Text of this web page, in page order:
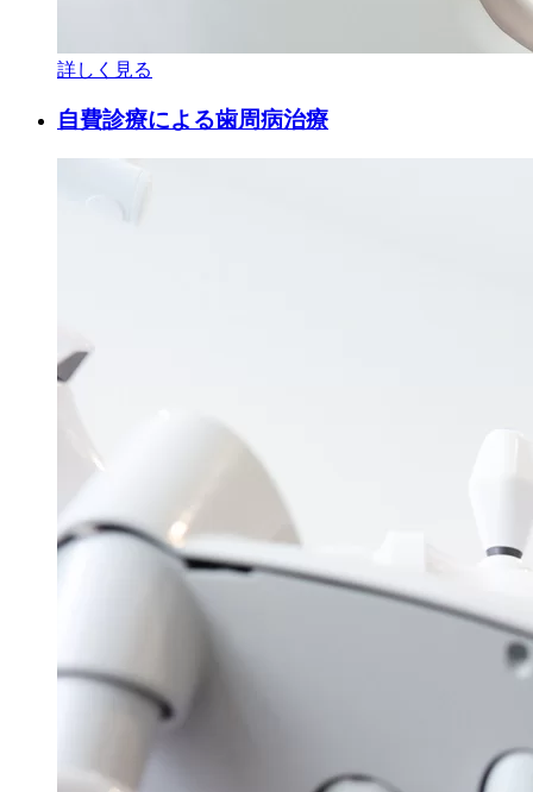
詳しく見る
自費診療による歯周病治療